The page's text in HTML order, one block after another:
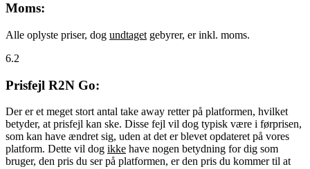
Moms:
Alle oplyste priser, dog undtaget gebyrer, er inkl. moms.
6.2
Prisfejl R2N Go:
Der er et meget stort antal take away retter på platformen, hvilket
betyder, at prisfejl kan ske. Disse fejl vil dog typisk være i førprisen,
som kan have ændret sig, uden at det er blevet opdateret på vores
platform. Dette vil dog ikke have nogen betydning for dig som
bruger, den pris du ser på platformen, er den pris du kommer til at